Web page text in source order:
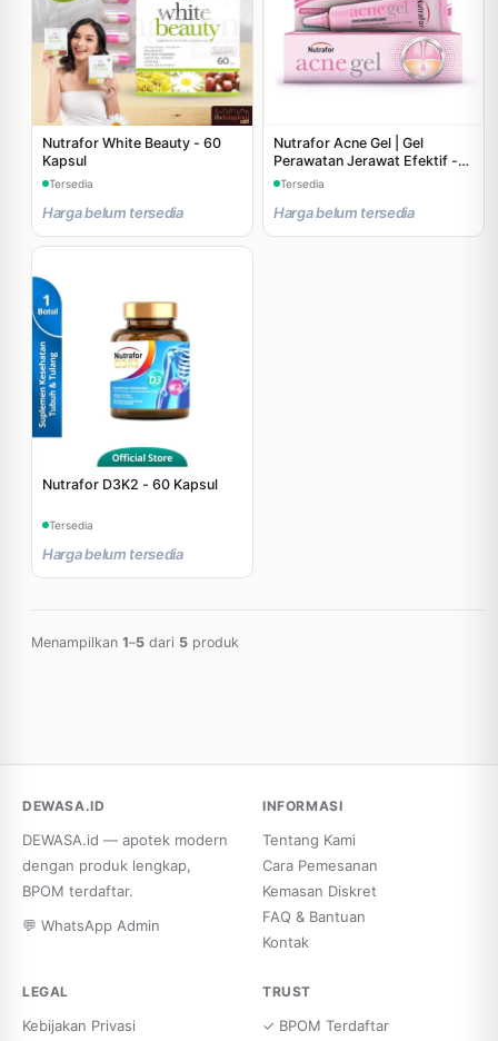
Nutrafor White Beauty - 60
Kapsul
Tersedia
Harga belum tersedia
Nutrafor Acne Gel | Gel
Perawatan Jerawat Efektif -
10 gr
Tersedia
Harga belum tersedia
Nutrafor D3K2 - 60 Kapsul
Tersedia
Harga belum tersedia
Menampilkan 1–5 dari 5 produk
DEWASA.ID
DEWASA.id — apotek modern
dengan produk lengkap,
BPOM terdaftar.
💬 WhatsApp Admin
INFORMASI
Tentang Kami
Cara Pemesanan
Kemasan Diskret
FAQ & Bantuan
Kontak
LEGAL
Kebijakan Privasi
TRUST
✓ BPOM Terdaftar